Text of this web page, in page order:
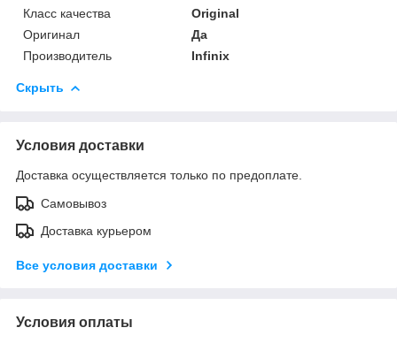
Класс качества
Original
Оригинал
Да
Производитель
Infinix
Скрыть
Условия доставки
Доставка осуществляется только по предоплате.
Самовывоз
Доставка курьером
Все условия доставки
Условия оплаты